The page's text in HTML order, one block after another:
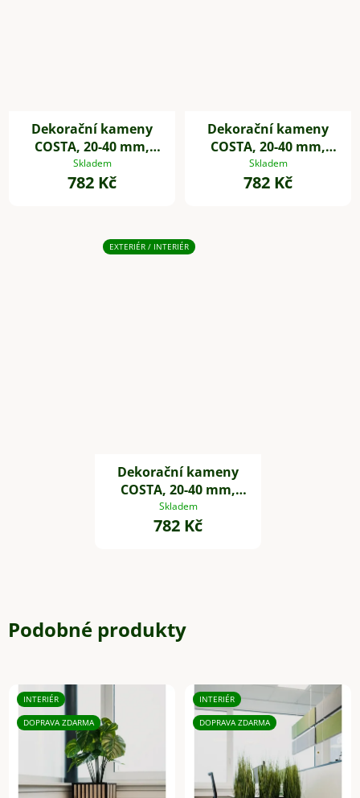
Dekorační kameny
COSTA, 20-40 mm,
plast, bílá
Skladem
782 Kč
Dekorační kameny
COSTA, 20-40 mm,
plast, šedá
Skladem
782 Kč
EXTERIÉR / INTERIÉR
Dekorační kameny
COSTA, 20-40 mm,
plast, černá
Skladem
782 Kč
Podobné produkty
INTERIÉR
DOPRAVA ZDARMA
INTERIÉR
DOPRAVA ZDARMA